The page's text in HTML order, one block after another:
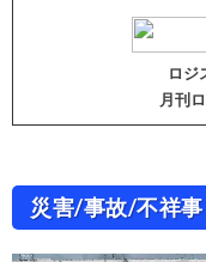
ロジ
月刊
災害/事故/不祥事